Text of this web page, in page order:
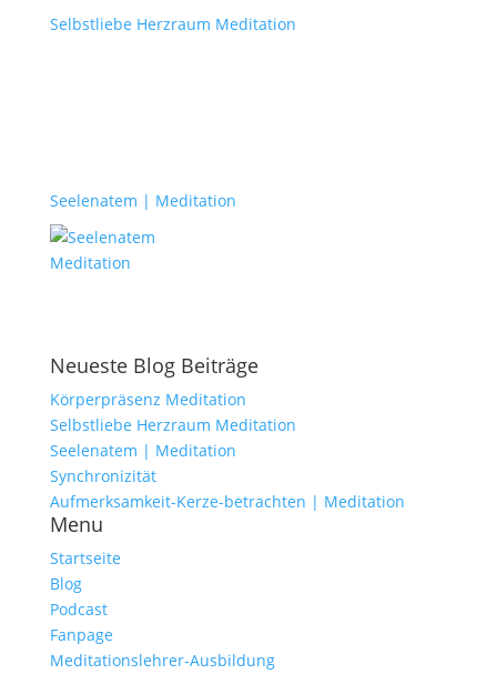
Selbstliebe Herzraum Meditation
Seelenatem | Meditation
Neueste Blog Beiträge
Körperpräsenz Meditation
Selbstliebe Herzraum Meditation
Seelenatem | Meditation
Synchronizität
Aufmerksamkeit-Kerze-betrachten | Meditation
Menu
Startseite
Blog
Podcast
Fanpage
Meditationslehrer-Ausbildung